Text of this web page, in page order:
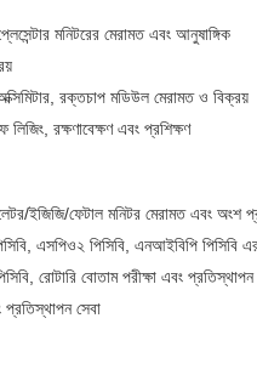
মনিটরের মেরামত এবং আনুষাঙ্গিক
রক্তচাপ মডিউল মেরামত ও বিক্রয়
লিজিং, রক্ষণাবেক্ষণ এবং প্রশিক্ষণ
ইজিজি/ফেটাল মনিটর মেরামত এবং অংশ
এসপিও২ পিসিবি, এনআইবিপি পিসিবি
রোটারি বোতাম পরীক্ষা এবং প্রতিস্থাপন
সেবা